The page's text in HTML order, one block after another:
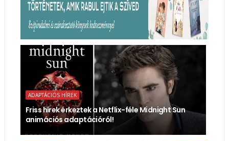
ADAPTÁCIÓS HÍREK
Friss hírek érkeztek a Netflix-féle Midnight Sun
animációs adaptációról!